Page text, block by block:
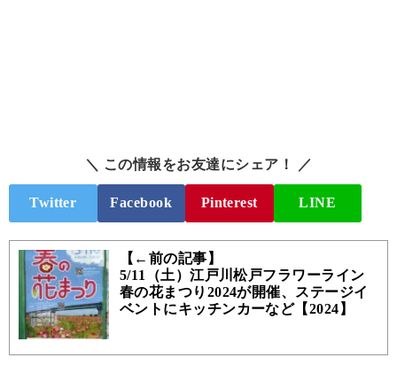
＼ この情報をお友達にシェア！ ／
Twitter Facebook Pinterest LINE
【←前の記事】
5/11（土）江戸川松戸フラワーライン
春の花まつり2024が開催、ステージイ
ベントにキッチンカーなど【2024】